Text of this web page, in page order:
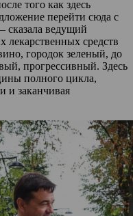
того как здесь
перейти сюда с
сказала ведущий
лекарственных средств
городок зеленый, до
прогрессивный. Здесь
полного цикла,
и заканчивая